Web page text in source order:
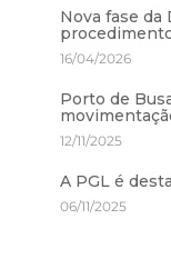
Nova fase da
16/04/2026
Porto de
12/11/2025
A PGL é
06/11/2025